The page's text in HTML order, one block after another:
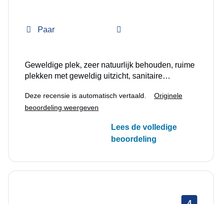
Paar
Geweldige plek, zeer natuurlijk behouden, ruime
plekken met geweldig uitzicht, sanitaire
is geweldig maar er is een steile weg ernaartoe.
Top bar met broodjesbestelling en zeer
Deze recensie is automatisch vertaald.
Originele
beoordeling weergeven
Lees de volledige
beoordeling